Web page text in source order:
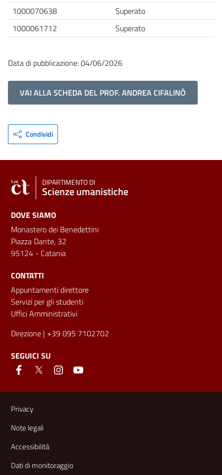
1000070638
Superato
1000061712
Superato
Data di pubblicazione: 04/06/2026
VAI ALLA SCHEDA DEL PROF. ANDREA CIFALINÒ
Condividi
DIPARTIMENTO DI
Scienze umanistiche
DOVE SIAMO
Monastero dei Benedettini
Piazza Dante, 32
95124 - Catania
CONTATTI
Appuntamenti direttore
Servizi per gli studenti
Uffici Amministrativi
Direzione | +39 095 7102702
SEGUICI SU
Link e informazioni utili
Privacy
Note legali
Accessibilità
Dati di monitoraggio